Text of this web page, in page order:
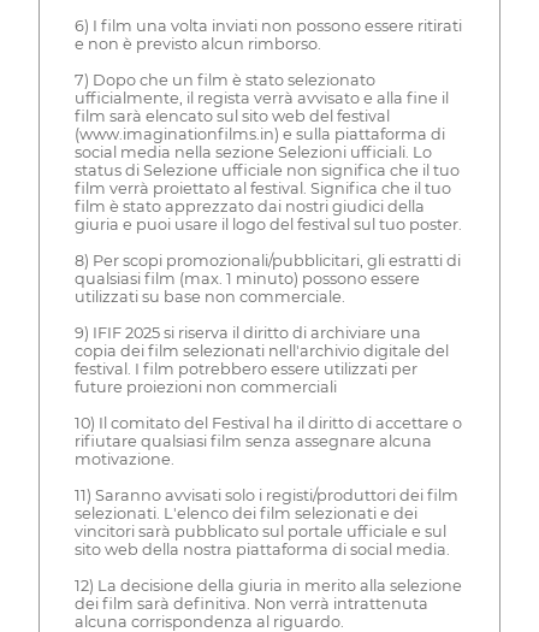
6) I film una volta inviati non possono essere ritirati
e non è previsto alcun rimborso.
7) Dopo che un film è stato selezionato
ufficialmente, il regista verrà avvisato e alla fine il
film sarà elencato sul sito web del festival
(www.imaginationfilms.in) e sulla piattaforma di
social media nella sezione Selezioni ufficiali. Lo
status di Selezione ufficiale non significa che il tuo
film verrà proiettato al festival. Significa che il tuo
film è stato apprezzato dai nostri giudici della
giuria e puoi usare il logo del festival sul tuo poster.
8) Per scopi promozionali/pubblicitari, gli estratti di
qualsiasi film (max. 1 minuto) possono essere
utilizzati su base non commerciale.
9) IFIF 2025 si riserva il diritto di archiviare una
copia dei film selezionati nell'archivio digitale del
festival. I film potrebbero essere utilizzati per
future proiezioni non commerciali
10) Il comitato del Festival ha il diritto di accettare o
rifiutare qualsiasi film senza assegnare alcuna
motivazione.
11) Saranno avvisati solo i registi/produttori dei film
selezionati. L'elenco dei film selezionati e dei
vincitori sarà pubblicato sul portale ufficiale e sul
sito web della nostra piattaforma di social media.
12) La decisione della giuria in merito alla selezione
dei film sarà definitiva. Non verrà intrattenuta
alcuna corrispondenza al riguardo.